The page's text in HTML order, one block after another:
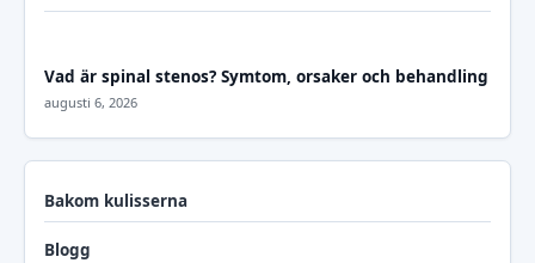
Vad är spinal stenos? Symtom, orsaker och behandling
augusti 6, 2026
Bakom kulisserna
Blogg